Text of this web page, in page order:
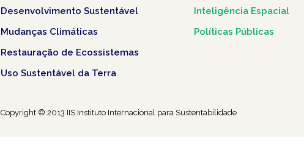
Desenvolvimento Sustentável
Mudanças Climáticas
Restauração de Ecossistemas
Uso Sustentável da Terra
Inteligência Espacial
Políticas Públicas
Copyright © 2013 IIS Instituto Internacional para Sustentabilidade